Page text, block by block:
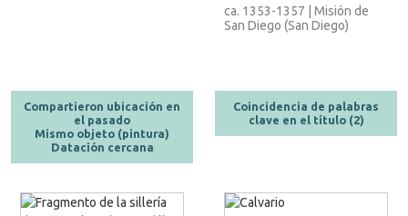
Compartieron ubicación en
el pasado
Mismo objeto (pintura)
Datación cercana
ca. 1353-1357 | Misión de
San Diego (San Diego)
Coincidencia de palabras
clave en el título (2)